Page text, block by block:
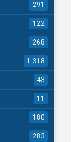
291
122
268
1.318
43
11
180
283